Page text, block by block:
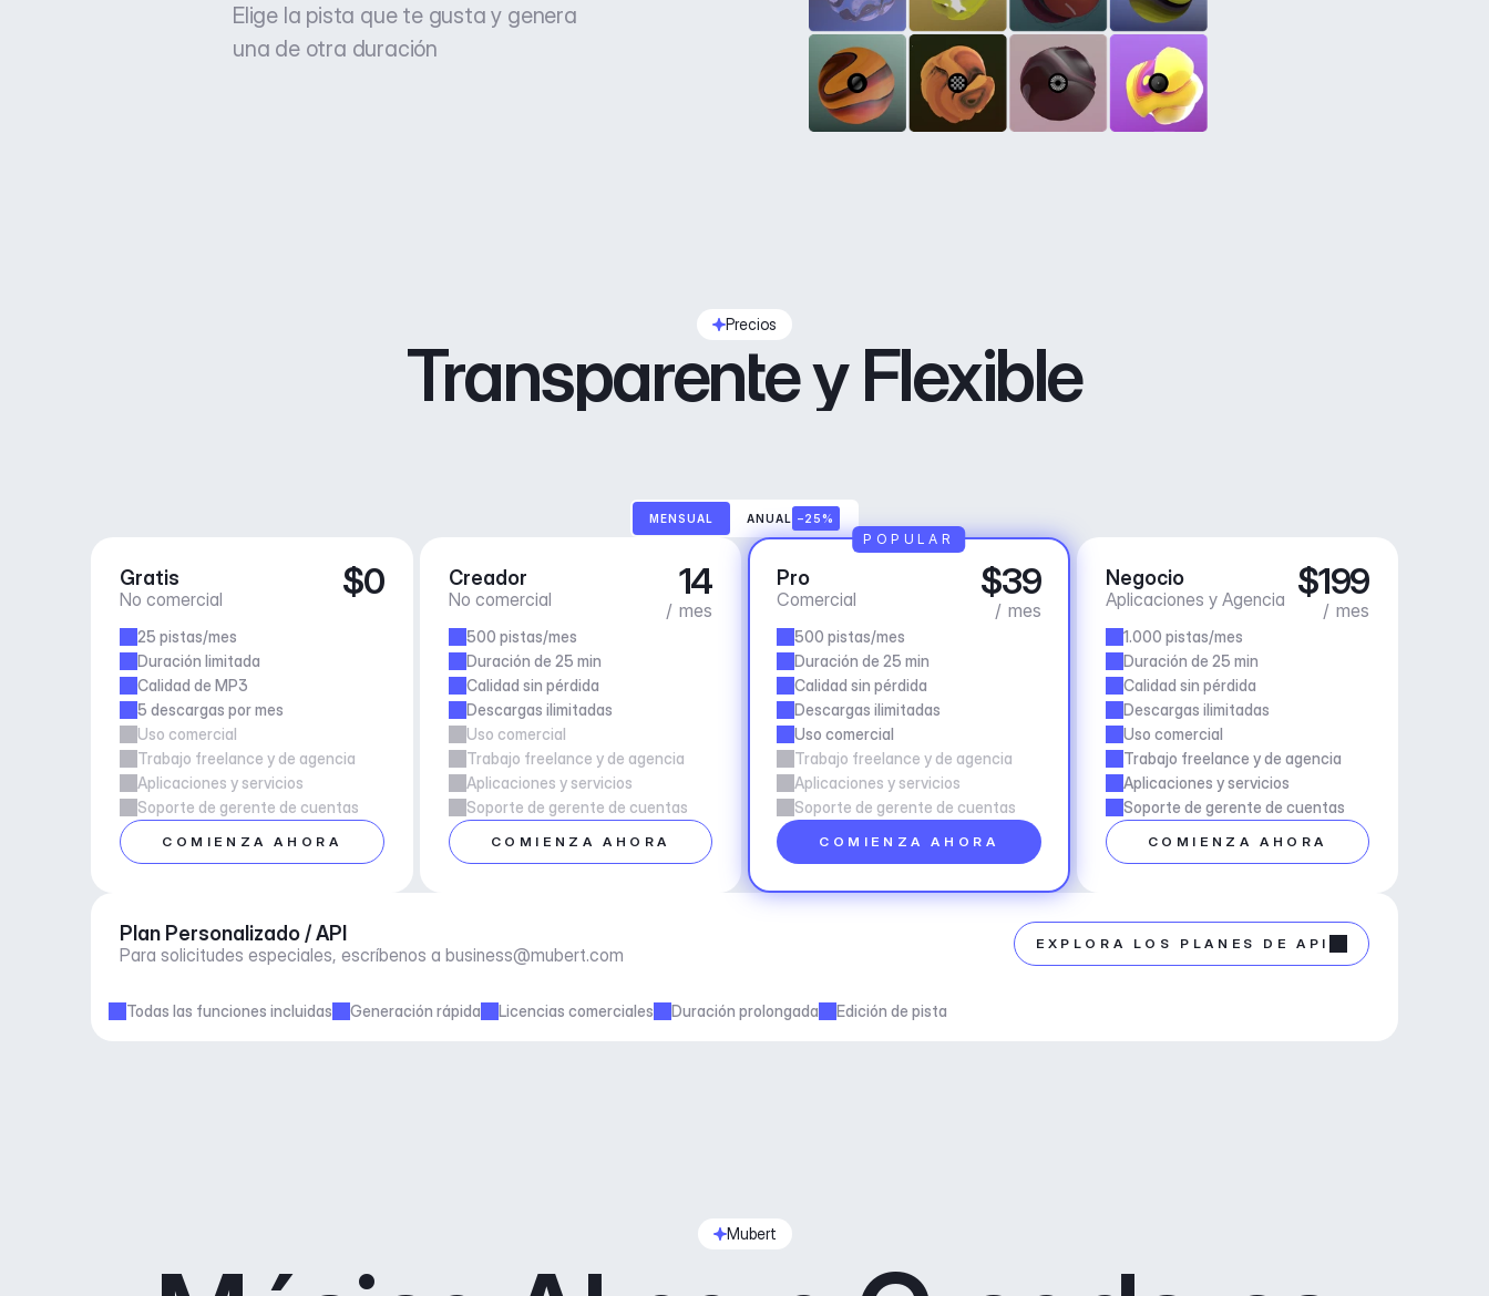
Elige la pista que te gusta y genera
una de otra duración
Precios
Transparente y Flexible
MENSUAL ANUAL –25%
Gratis
No comercial $0
25 pistas/mes
Duración limitada
Calidad de MP3
5 descargas por mes
Uso comercial
Trabajo freelance y de agencia
Aplicaciones y servicios
Soporte de gerente de cuentas
COMIENZA AHORA
Creador
No comercial 14
/ mes
500 pistas/mes
Duración de 25 min
Calidad sin pérdida
Descargas ilimitadas
Uso comercial
Trabajo freelance y de agencia
Aplicaciones y servicios
Soporte de gerente de cuentas
COMIENZA AHORA
Pro
Comercial $39
/ mes
500 pistas/mes
Duración de 25 min
Calidad sin pérdida
Descargas ilimitadas
Uso comercial
Trabajo freelance y de agencia
Aplicaciones y servicios
Soporte de gerente de cuentas
COMIENZA AHORA
POPULAR
Negocio
Aplicaciones y Agencia $199
/ mes
1.000 pistas/mes
Duración de 25 min
Calidad sin pérdida
Descargas ilimitadas
Uso comercial
Trabajo freelance y de agencia
Aplicaciones y servicios
Soporte de gerente de cuentas
COMIENZA AHORA
Plan Personalizado / API
Para solicitudes especiales, escríbenos a business@mubert.com
EXPLORA LOS PLANES DE API
Todas las funciones incluidas Generación rápida Licencias comerciales Duración prolongada Edición de pista
Mubert